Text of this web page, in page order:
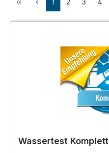
Wassertest Komplett